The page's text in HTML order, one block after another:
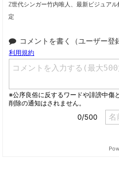
Z世代シンガー竹内唯人、最新ビジュア
定
コメントを書く（ユーザー登